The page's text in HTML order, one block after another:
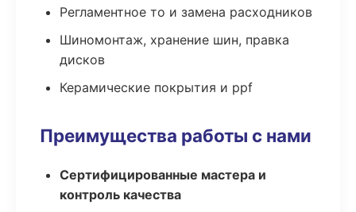
Регламентное то и замена расходников
Шиномонтаж, хранение шин, правка
дисков
Керамические покрытия и ppf
Преимущества работы с нами
Сертифицированные мастера и
контроль качества